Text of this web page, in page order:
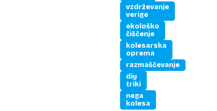
vzdrževanje
verige
ekološko
čiščenje
kolesarska
oprema
razmaščevanje
diy
triki
nega
kolesa